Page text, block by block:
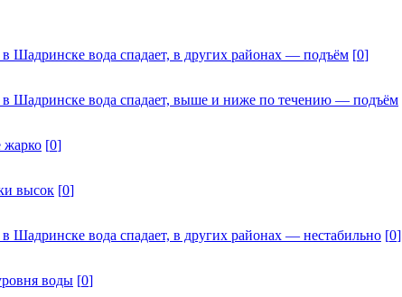
в Шадринске вода спадает, в других районах — подъём [0]
в Шадринске вода спадает, выше и ниже по течению — подъём
жарко [0]
высок [0]
Шадринске вода спадает, в других районах — нестабильно [0]
воды [0]